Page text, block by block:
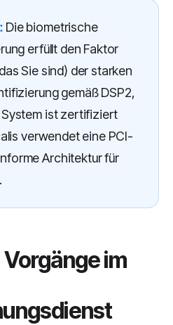
Die biometrische
erfüllt den Faktor
Sie sind) der starken
gemäß DSP2,
ist zertifiziert
verwendet eine PCI-
Architektur für
im